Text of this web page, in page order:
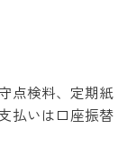
点検料、定期紙
払いは口座振替